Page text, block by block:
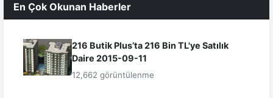
En Çok Okunan Haberler
216 Butik Plus’ta 216 Bin TL'ye Satılık
Daire 2015-09-11
12,662 görüntülenme